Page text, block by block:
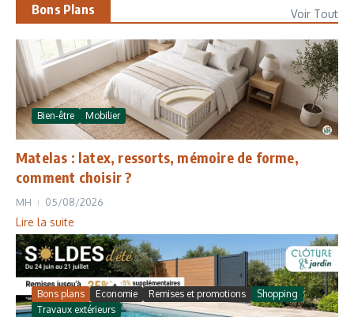
Bons Plans Voir Tout
Bien-être Mobilier
Matelas : latex, ressorts, mémoire de forme,
comment choisir ?
MH 05/08/2026
Lire la suite
Bons plans Economie Remises et promotions
Shopping
Travaux extérieurs